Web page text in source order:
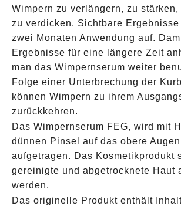
Wimpern zu verlängern, zu stärken,
zu verdicken. Sichtbare Ergebnisse
zwei Monaten Anwendung auf.
Ergebnisse für eine längere Zeit
man das Wimpernserum weiter
Folge einer Unterbrechung der
können Wimpern zu ihrem
zurückkehren.
Das Wimpernserum FEG, wird mit
dünnen Pinsel auf das obere
aufgetragen. Das Kosmetikprodukt
gereinigte und abgetrocknete Haut
werden.
Das originelle Produkt enthält